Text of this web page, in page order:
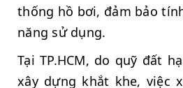
thống hồ bơi, đảm bảo
năng sử dụng.
Tại TP.HCM, do quỹ đất
xây dựng khắt khe, việc